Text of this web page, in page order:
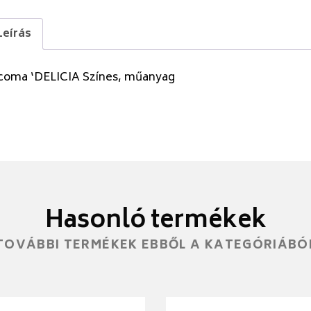
‘DELICIA Színes, műanyag
Hasonló termékek
TERMÉKEK EBBŐL A